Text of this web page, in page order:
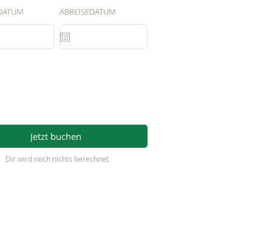
ABREISEDATUM
Jetzt buchen
Dir wird noch nichts berechnet